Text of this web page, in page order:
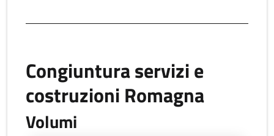
Congiuntura servizi e
costruzioni Romagna
Volumi